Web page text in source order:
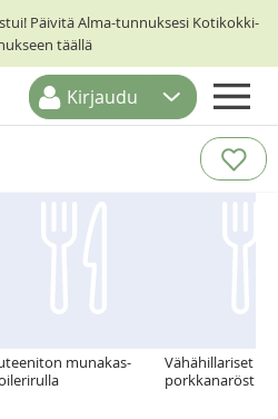
Päivitä Alma-tunnuksesi Kotikokki-
täällä
Kirjaudu
munakas-
Vähähillariset
porkkanaröstit